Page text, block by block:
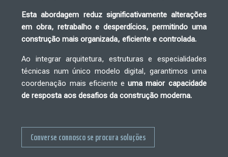
Esta abordagem reduz significativamente alterações
em obra, retrabalho e desperdícios, permitindo uma
construção mais organizada, eficiente e controlada.
Ao integrar arquitetura, estruturas e especialidades
técnicas num único modelo digital, garantimos uma
coordenação mais eficiente euma maior capacidade
de resposta aos desafios da construção moderna.
Converse connosco se procura soluções